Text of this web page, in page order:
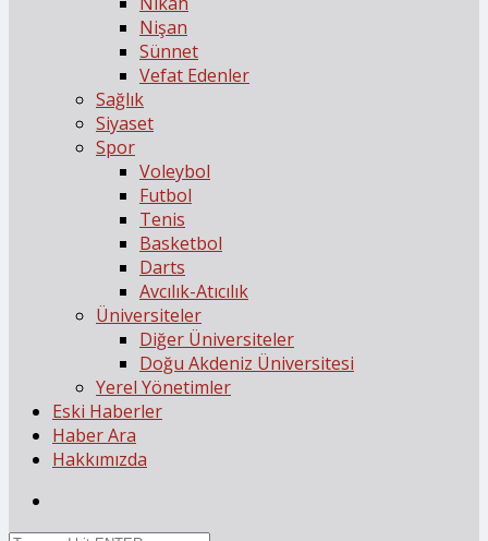
Nişan
Sünnet
Vefat Edenler
Sağlık
Siyaset
Spor
Voleybol
Futbol
Tenis
Basketbol
Darts
Avcılık-Atıcılık
Üniversiteler
Diğer Üniversiteler
Doğu Akdeniz Üniversitesi
Yerel Yönetimler
Eski Haberler
Haber Ara
Hakkımızda